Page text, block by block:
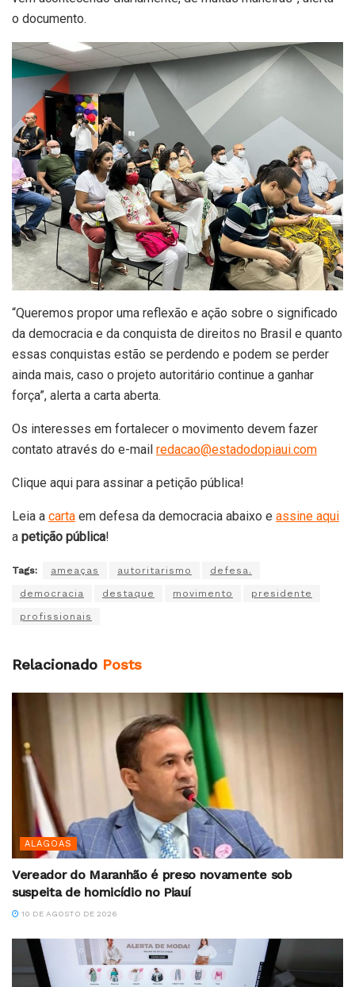
o documento.
“Queremos propor uma reflexão e ação sobre o significado
da democracia e da conquista de direitos no Brasil e quanto
essas conquistas estão se perdendo e podem se perder
ainda mais, caso o projeto autoritário continue a ganhar
força”, alerta a carta aberta.
Os interesses em fortalecer o movimento devem fazer
contato através do e-mail redacao@estadodopiaui.com
Clique aqui para assinar a petição pública!
Leia a carta em defesa da democracia abaixo e assine aqui
a petição pública!
Tags: ameaças autoritarismo defesa.
democracia destaque movimento presidente
profissionais
Relacionado Posts
ALAGOAS
Vereador do Maranhão é preso novamente sob
suspeita de homicídio no Piauí
10 DE AGOSTO DE 2026